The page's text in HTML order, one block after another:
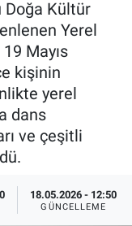
Doğa Kültür
Yerel
Mayıs
kişinin
yerel
dans
ve çeşitli
18.05.2026 - 12:50
GÜNCELLEME